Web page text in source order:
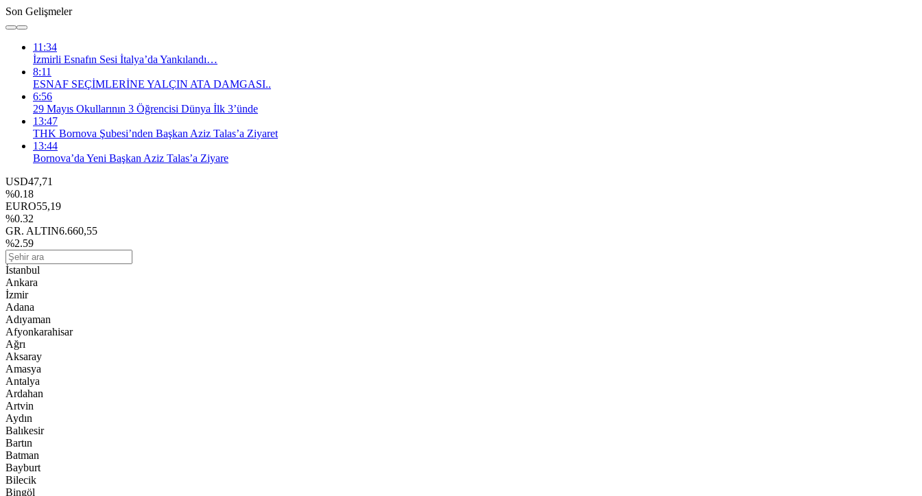
Son Gelişmeler
11:34
İzmirli Esnafın Sesi İtalya’da Yankılandı…
8:11
ESNAF SEÇİMLERİNE YALÇIN ATA DAMGASI..
6:56
29 Mayıs Okullarının 3 Öğrencisi Dünya İlk 3’ünde
13:47
THK Bornova Şubesi’nden Başkan Aziz Talas’a Ziyaret
13:44
Bornova’da Yeni Başkan Aziz Talas’a Ziyare
USD47,71
%0.18
EURO55,19
%0.32
GR. ALTIN6.660,55
%2.59
İstanbul
Ankara
İzmir
Adana
Adıyaman
Afyonkarahisar
Ağrı
Aksaray
Amasya
Antalya
Ardahan
Artvin
Aydın
Balıkesir
Bartın
Batman
Bayburt
Bilecik
Bingöl